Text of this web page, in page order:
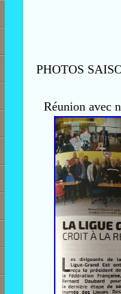
PHOTOS
Réunion avec